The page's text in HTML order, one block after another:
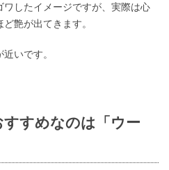
したイメージですが、実際は心
艶が出てきます。
いです。
すめなのは「ウー